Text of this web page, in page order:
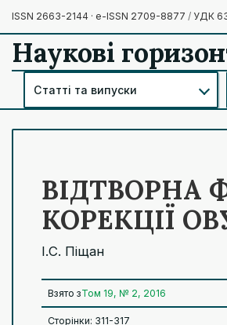
ISSN 2663-2144 · e-ISSN 2709-8877 / УДК
Наукові
Статті та випуски
ВІДТВОРНА
КОРЕКЦІЇ
І.С. Піщан
Взято зТом 19, № 2, 2016
Сторінки: 311-317